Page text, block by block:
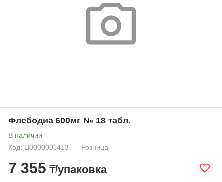
Флебодиа 600мг № 18 табл.
В наличии
Код: Ц0000003413
Розница
7 355 ₸/упаковка